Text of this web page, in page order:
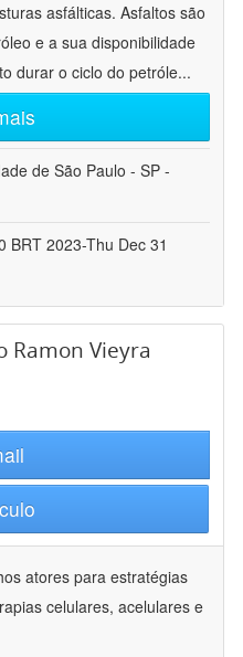
asfálticas. Asfaltos são
e a sua disponibilidade
durar o ciclo do petróle...
de São Paulo - SP -
BRT 2023-Thu Dec 31
Ramon Vieyra
atores para estratégias
celulares, acelulares e